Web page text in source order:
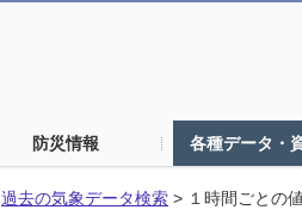
防災情報 各種データ・
過去の気象データ検索 > １時間ごとの